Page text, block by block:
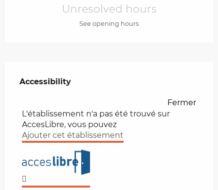
Unresolved hours
See opening hours
Accessibility
Accessibility
Fermer
L'établissement n'a pas été trouvé sur
AccesLibre, vous pouvez
Ajouter cet établissement